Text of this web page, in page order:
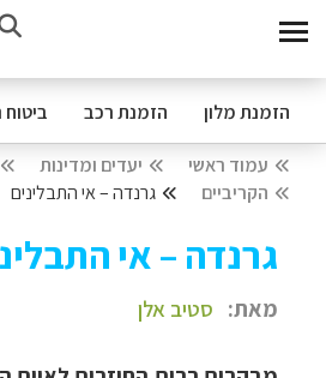
הזמנת מלון הזמנת רכב ביטוח
עמוד ראשי יעדים ומדינות
הקריביים
גרנדה – אי התבלינים
גרנדה – אי
מאת: סטיב אלן